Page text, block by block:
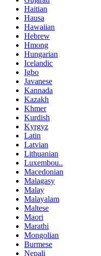
Haitian
Hausa
Hawaiian
Hebrew
Hmong
Hungarian
Icelandic
Igbo
Javanese
Kannada
Kazakh
Khmer
Kurdish
Kyrgyz
Latin
Latvian
Lithuanian
Luxembou..
Macedonian
Malagasy
Malay
Malayalam
Maltese
Maori
Marathi
Mongolian
Burmese
Nepali